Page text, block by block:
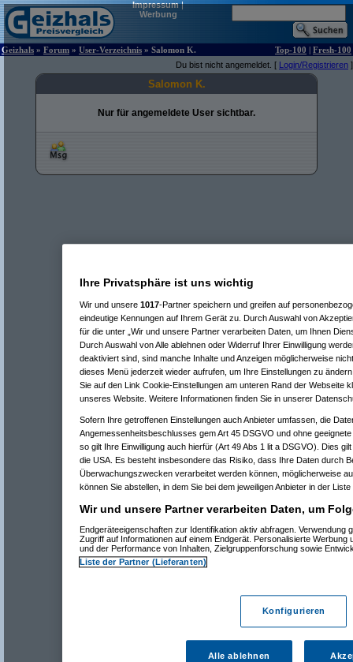
Impressum|
Werbung
Geizhals » Forum » User-Verzeichnis » Salomon K. Top-100 | Fresh-100
Du bist nicht angemeldet. [ Login/Registrieren ]
Salomon K.
Nur für angemeldete User sichtbar.
Ihre Privatsphäre ist uns wichtig
Wir und unsere 1017-Partner speichern und greifen auf
eindeutige Kennungen auf Ihrem Gerät zu. Durch Auswahl von
für die unter „Wir und unsere Partner verarbeiten Daten, um Ihnen
Durch Auswahl von Alle ablehnen oder Widerruf Ihrer Einwilligung
deaktiviert sind, sind manche Inhalte und Anzeigen möglicherweise
dieses Menü jederzeit wieder aufrufen, um Ihre Einstellungen zu
Sie auf den Link Cookie-Einstellungen am unteren Rand der Webseite
unseres Website. Weitere Informationen finden Sie in unserer
Sofern Ihre getroffenen Einstellungen auch Anbieter umfassen, die
Angemessenheitsbeschlusses gem Art 45 DSGVO und ohne
so gilt Ihre Einwilligung auch hierfür (Art 49 Abs 1 lit a DSGVO). Dies
die USA. Es besteht insbesondere das Risiko, dass Ihre Daten durch
Überwachungszwecken verarbeitet werden können, möglicherweise
können Sie abstellen, in dem Sie bei dem jeweiligen Anbieter in der
Wir und unsere Partner verarbeiten Daten, um
Endgeräteeigenschaften zur Identifikation aktiv abfragen. Verwendung
Zugriff auf Informationen auf einem Endgerät. Personalisierte Werbung
und der Performance von Inhalten, Zielgruppenforschung sowie
Liste der Partner (Lieferanten)
Konfigurieren
Alle ablehnen